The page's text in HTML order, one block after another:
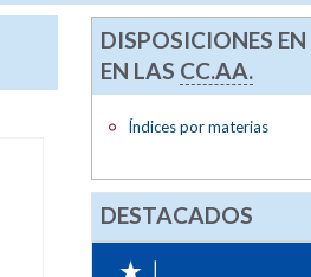
DISPOSICIONES
EN LAS CC.AA.
Índices por materias
DESTACADOS